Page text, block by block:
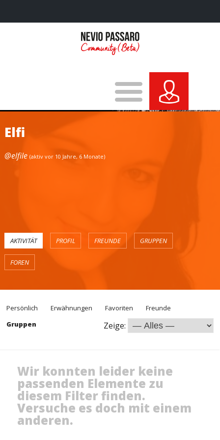
Elfi
@elfile (aktiv vor 10 Jahre, 6 Monate)
AKTIVITÄT PROFIL FREUNDE GRUPPEN
FOREN
Persönlich Erwähnungen Favoriten
Freunde
Gruppen
Zeige:
Wir konnten leider keine
passenden Elemente zu
diesem Filter finden.
Versuche es doch mit einem
anderen.